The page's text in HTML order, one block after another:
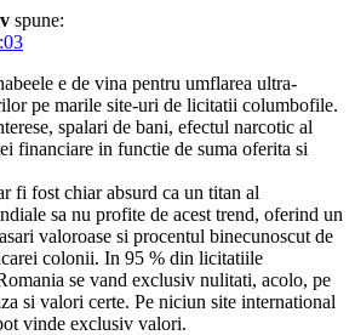
spune:
e de vina pentru umflarea ultra-
pe marile site-uri de licitatii columbofile.
spalari de bani, efectul narcotic al
financiare in functie de suma oferita si
fi fost chiar absurd ca un titan al
sa nu profite de acest trend, oferind un
valoroase si procentul binecunoscut de
colonii. In 95 % din licitatiile
se vand exclusiv nulitati, acolo, pe
si valori certe. Pe niciun site international
vinde exclusiv valori.